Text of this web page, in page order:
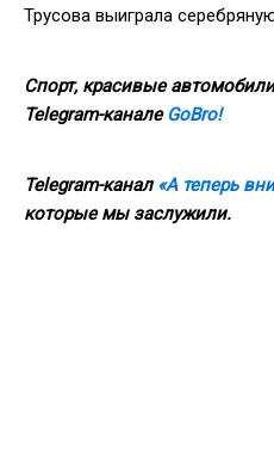
Трусова выиграла
Спорт, красивые
Telegram-канале GoBro!
Telegram-канал «А теперь
которые мы заслужили.